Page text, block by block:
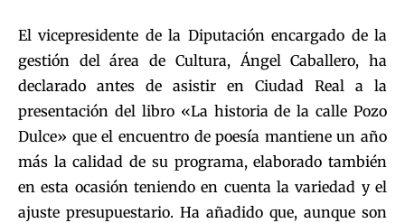
El vicepresidente de la Diputación encargado de la
gestión del área de Cultura, Ángel Caballero, ha
declarado antes de asistir en Ciudad Real a la
presentación del libro «La historia de la calle Pozo
Dulce» que el encuentro de poesía mantiene un año
más la calidad de su programa, elaborado también
en esta ocasión teniendo en cuenta la variedad y el
ajuste presupuestario. Ha añadido que, aunque son